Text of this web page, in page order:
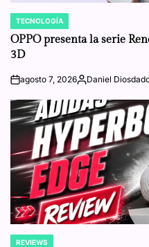
POSTED
IN
TECNOLOGÍA
OPPO presenta la serie
3D
onagosto 7, 2026Posted
Daniel
REVIEWS